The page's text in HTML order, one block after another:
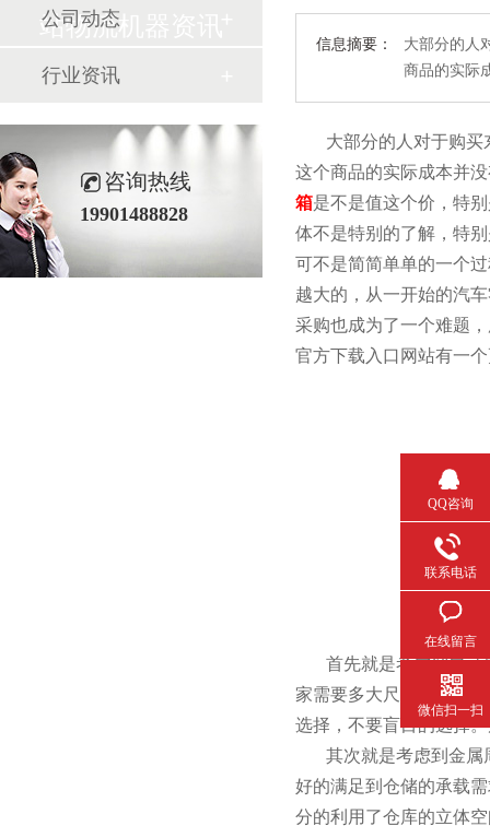
信息摘要：
大部分的人
商品的实际
大部分的人对于购买东西
这个商品的实际成本并没
箱是不是值这个价，特
体不是特别的了解，特
可不是简简单单的一个过
越大的，从一开始的
采购也成为了一个难题
官方下载入口网站有一个
首先就是考虑到自己所
家需要多大尺寸的。
选择，不要盲目的选择
其次就是考虑到金属周
好的满足到仓储的承载需
分的利用了仓库的立体空
站物流机器资讯
公司动态
行业资讯
咨询热线
19901488828
QQ咨询
联系电话
在线留言
微信扫一扫